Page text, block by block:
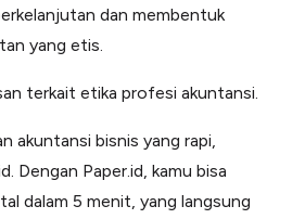
dan membentuk
yang etis.
terkait etika profesi akuntansi.
akuntansi bisnis yang rapi,
Dengan Paper.id, kamu bisa
dalam 5 menit, yang langsung